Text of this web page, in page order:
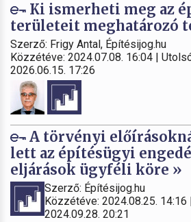
Ki ismerheti meg az
területeit meghatározó
Szerző: Frigy Antal, Építésijog.hu
Közzétéve: 2024.07.08. 16:04 |
2026.06.15. 17:26
A törvényi
lett az építésügyi
eljárások ügyféli köre »
Szerző: Építésijog.hu
Közzétéve: 2024.08.25.
2024.09.28. 20:21